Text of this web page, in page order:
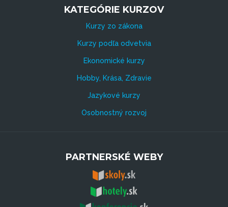
KATEGÓRIE KURZOV
Kurzy zo zákona
Kurzy podľa odvetvia
Ekonomické kurzy
Hobby, Krása, Zdravie
Jazykové kurzy
Osobnostný rozvoj
PARTNERSKÉ WEBY